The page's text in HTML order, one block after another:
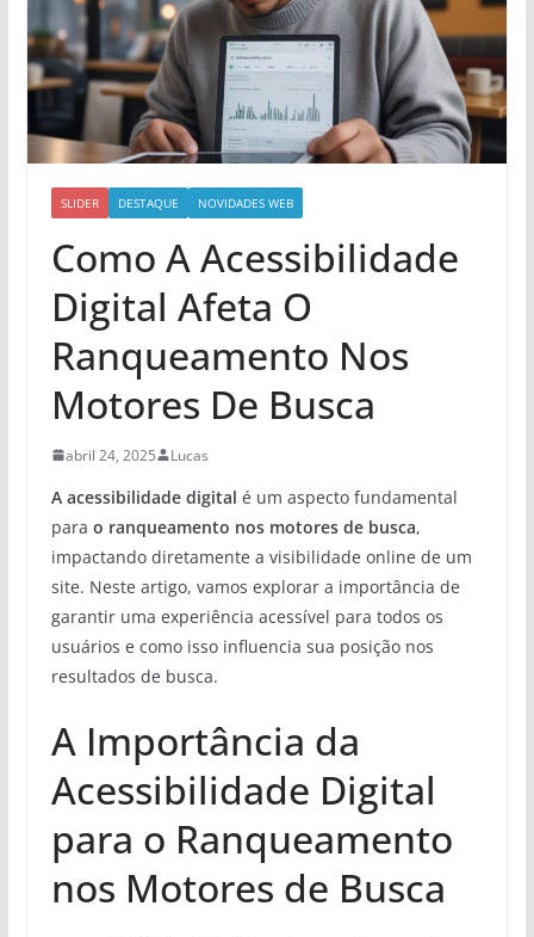
SLIDER DESTAQUE NOVIDADES WEB
Como A Acessibilidade
Digital Afeta O
Ranqueamento Nos
Motores De Busca
abril 24, 2025 Lucas
A acessibilidade digital é um aspecto fundamental
para o ranqueamento nos motores de busca,
impactando diretamente a visibilidade online de um
site. Neste artigo, vamos explorar a importância de
garantir uma experiência acessível para todos os
usuários e como isso influencia sua posição nos
resultados de busca.
A Importância da
Acessibilidade Digital
para o Ranqueamento
nos Motores de Busca